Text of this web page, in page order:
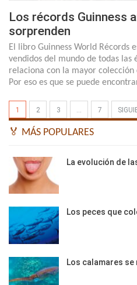
Los récords Guinness
sorprenden
El libro Guinness World Récords
vendidos del mundo de todas las
relaciona con la mayor colección
Por eso es que se puede
1 2 3 … 7
🏅 MÁS POPULARES
La evolución de
Los peces que
Los calamares